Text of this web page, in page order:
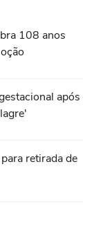
108 anos
após
retirada de